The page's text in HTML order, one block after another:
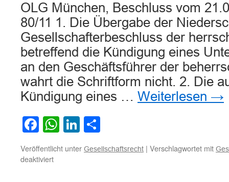
OLG München, Beschluss vom
80/11 1. Die Übergabe der
Gesellschafterbeschluss der
betreffend die Kündigung eines
an den Geschäftsführer der
wahrt die Schriftform nicht. 2. Die
Kündigung eines … Weiterlesen →
Facebook
WhatsApp
LinkedIn
Veröffentlicht unter Gesellschaftsrecht | Verschlagwortet mit
deaktiviertfür